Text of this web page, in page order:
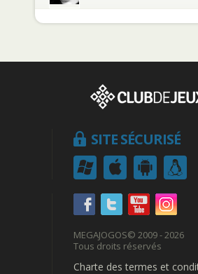
SITE SÉCURISÉ
MEGAJOGOS© 2009 - 2026
Tous droits réservés
Charte des termes et